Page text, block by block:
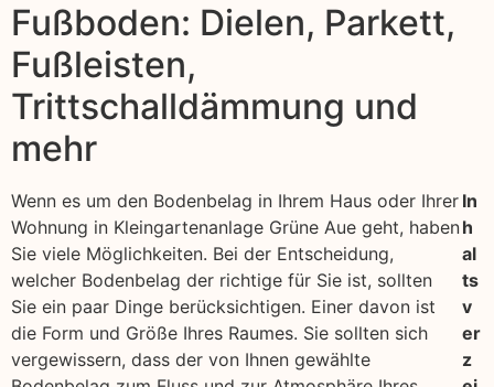
Fußboden: Dielen, Parkett,
Fußleisten,
Trittschalldämmung und
mehr
Wenn es um den Bodenbelag in Ihrem Haus oder Ihrer
Wohnung in Kleingartenanlage Grüne Aue geht, haben
Sie viele Möglichkeiten. Bei der Entscheidung,
welcher Bodenbelag der richtige für Sie ist, sollten
Sie ein paar Dinge berücksichtigen. Einer davon ist
die Form und Größe Ihres Raumes. Sie sollten sich
vergewissern, dass der von Ihnen gewählte
In
h
al
ts
v
er
z